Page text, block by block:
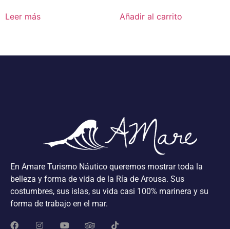
Leer más Añadir al carrito
En Amare Turismo Náutico queremos mostrar toda la
belleza y forma de vida de la Ría de Arousa. Sus
costumbres, sus islas, su vida casi 100% marinera y su
forma de trabajo en el mar.